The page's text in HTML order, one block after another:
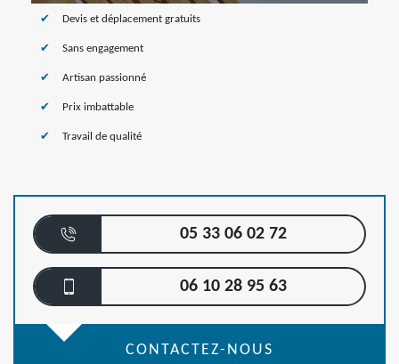
Devis et déplacement gratuits
Sans engagement
Artisan passionné
Prix imbattable
Travail de qualité
05 33 06 02 72
06 10 28 95 63
CONTACTEZ-NOUS